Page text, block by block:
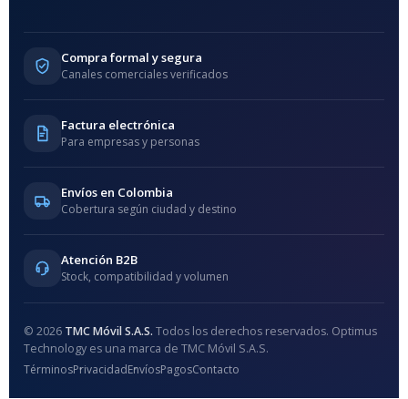
Compra formal y segura
Canales comerciales verificados
Factura electrónica
Para empresas y personas
Envíos en Colombia
Cobertura según ciudad y destino
Atención B2B
Stock, compatibilidad y volumen
© 2026 TMC Móvil S.A.S. Todos los derechos reservados. Optimus
Technology es una marca de TMC Móvil S.A.S.
TérminosPrivacidadEnvíosPagosContacto